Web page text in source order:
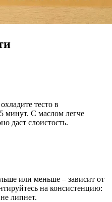
тесто в
минут. С маслом легче
даст слоистость.
или меньше – зависит от
на консистенцию:
липнет.